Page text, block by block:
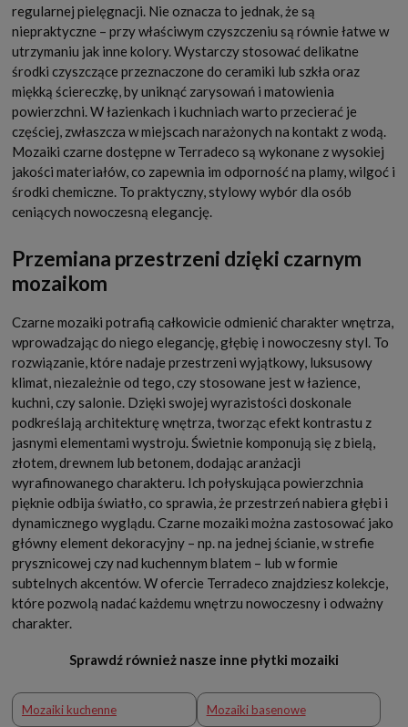
regularnej pielęgnacji. Nie oznacza to jednak, że są
niepraktyczne – przy właściwym czyszczeniu są równie łatwe w
utrzymaniu jak inne kolory. Wystarczy stosować delikatne
środki czyszczące przeznaczone do ceramiki lub szkła oraz
miękką ściereczkę, by uniknąć zarysowań i matowienia
powierzchni. W łazienkach i kuchniach warto przecierać je
częściej, zwłaszcza w miejscach narażonych na kontakt z wodą.
Mozaiki czarne dostępne w Terradeco są wykonane z wysokiej
jakości materiałów, co zapewnia im odporność na plamy, wilgoć i
środki chemiczne. To praktyczny, stylowy wybór dla osób
ceniących nowoczesną elegancję.
Przemiana przestrzeni dzięki czarnym
mozaikom
Czarne mozaiki potrafią całkowicie odmienić charakter wnętrza,
wprowadzając do niego elegancję, głębię i nowoczesny styl. To
rozwiązanie, które nadaje przestrzeni wyjątkowy, luksusowy
klimat, niezależnie od tego, czy stosowane jest w łazience,
kuchni, czy salonie. Dzięki swojej wyrazistości doskonale
podkreślają architekturę wnętrza, tworząc efekt kontrastu z
jasnymi elementami wystroju. Świetnie komponują się z bielą,
złotem, drewnem lub betonem, dodając aranżacji
wyrafinowanego charakteru. Ich połyskująca powierzchnia
pięknie odbija światło, co sprawia, że przestrzeń nabiera głębi i
dynamicznego wyglądu. Czarne mozaiki można zastosować jako
główny element dekoracyjny – np. na jednej ścianie, w strefie
prysznicowej czy nad kuchennym blatem – lub w formie
subtelnych akcentów. W ofercie Terradeco znajdziesz kolekcje,
które pozwolą nadać każdemu wnętrzu nowoczesny i odważny
charakter.
Sprawdź również nasze inne płytki mozaiki
Mozaiki kuchenne Mozaiki basenowe